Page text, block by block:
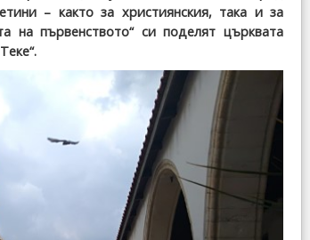
– както за християнския, така и за
на първенството“ си поделят църквата